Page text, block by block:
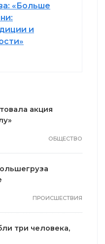
«Больше
и
акция
ОБЩЕСТВО
ПРОИСШЕСТВИЯ
три человека,